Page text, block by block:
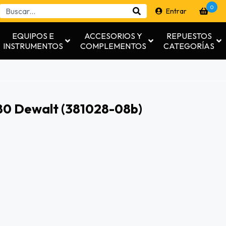
Entrar 0
EQUIPOS E
INSTRUMENTOS
ACCESORIOS Y
COMPLEMENTOS
REPUESTOS
CATEGORÍAS
Dewalt (381028-08b)